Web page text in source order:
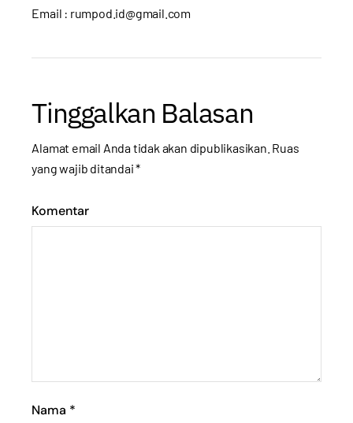
Email : rumpod.id@gmail.com
Tinggalkan Balasan
Alamat email Anda tidak akan dipublikasikan. Ruas
yang wajib ditandai*
Komentar
Nama *